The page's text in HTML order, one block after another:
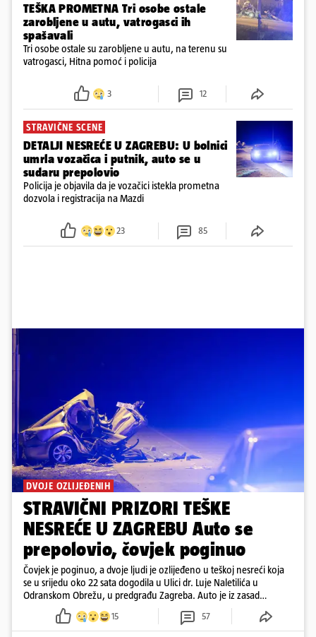
TEŠKA PROMETNA Tri osobe ostale
zarobljene u autu, vatrogasci ih
spašavali
Tri osobe ostale su zarobljene u autu, na terenu su
vatrogasci, Hitna pomoć i policija
3 12
STRAVIČNE SCENE
DETALJI NESREĆE U ZAGREBU: U bolnici
umrla vozačica i putnik, auto se u
sudaru prepolovio
Policija je objavila da je vozačici istekla prometna
dozvola i registracija na Mazdi
23 85
DVOJE OZLIJEĐENIH
STRAVIČNI PRIZORI TEŠKE
NESREĆE U ZAGREBU Auto se
prepolovio, čovjek poginuo
Čovjek je poginuo, a dvoje ljudi je ozlijeđeno u teškoj nesreći koja
se u srijedu oko 22 sata dogodila u Ulici dr. Luje Naletilića u
Odranskom Obrežu, u predgrađu Zagreba. Auto je iz zasad
neutvrđenih razloga sletio s kolnika, a od siline udara vozilo se
prepolovilo.
15 57